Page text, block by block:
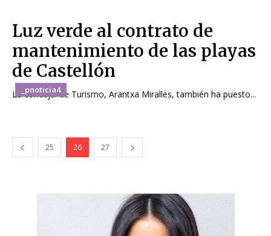
_pnoticia4
Luz verde al contrato de
mantenimiento de las playas
de Castellón
La concejal de Turismo, Arantxa Miralles, también ha puesto...
25 26 27